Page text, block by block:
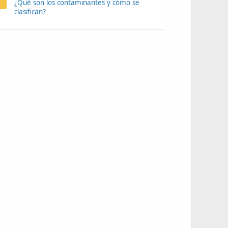
¿Qué son los contaminantes y cómo se
clasifican?